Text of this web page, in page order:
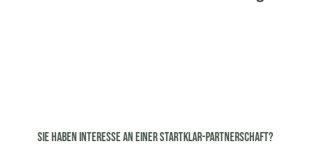
Sie haben Interesse an einer STARTklar-Partnerschaft?